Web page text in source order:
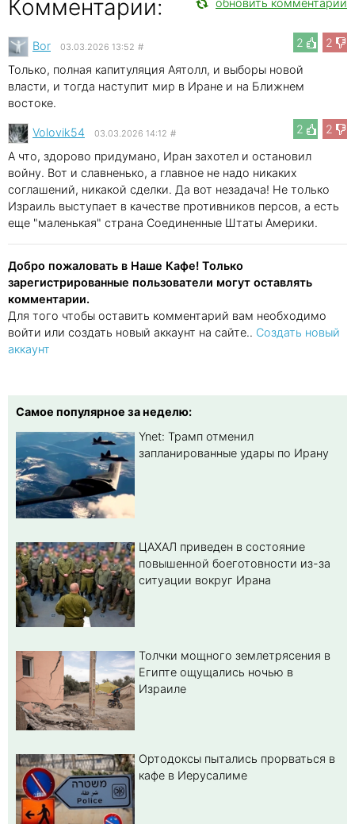
Комментарии:
2 2
Bor 03.03.2026 13:52 #
Только, полная капитуляция Аятолл, и выборы новой
власти, и тогда наступит мир в Иране и на Ближнем
востоке.
2
2
Volovik54 03.03.2026 14:12 #
А что, здорово придумано, Иран захотел и остановил
войну. Вот и славненько, а главное не надо никаких
соглашений, никакой сделки. Да вот незадача! Не только
Израиль выступает в качестве противников персов, а есть
еще "маленькая" страна Соединенные Штаты Америки.
Добро пожаловать в Наше Кафе! Только
зарегистрированные пользователи могут оставлять
комментарии.
Для того чтобы оставить комментарий вам необходимо
войти или создать новый аккаунт на сайте.. Создать новый
аккаунт
Самое популярное за неделю:
Ynet: Трамп отменил
запланированные удары по Ирану
ЦАХАЛ приведен в состояние
повышенной боеготовности из-за
ситуации вокруг Ирана
Толчки мощного землетрясения в
Египте ощущались ночью в
Израиле
Ортодоксы пытались прорваться в
кафе в Иерусалиме